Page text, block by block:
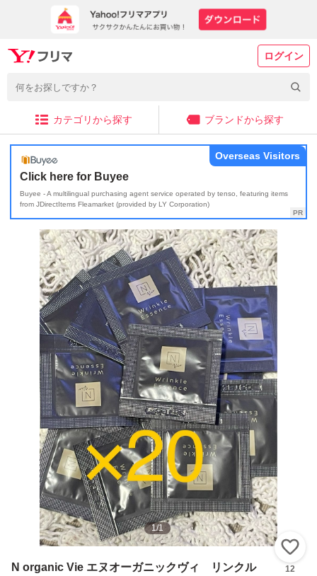
ログイン
カテゴリから探す ブランドから探す
Click here for Buyee
Buyee - A multilingual purchasing agent service operated by tenso, featuring items
from JDirectItems Fleamarket (provided by LY Corporation)
Overseas Visitors
1/1
N organic Vie エヌオーガニックヴィ リンクル
12